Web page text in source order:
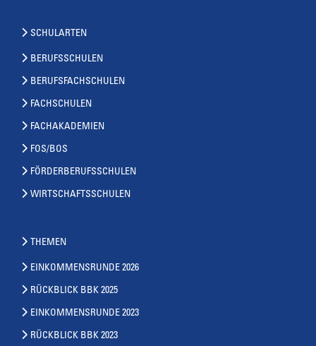
SCHULARTEN
BERUFSSCHULEN
BERUFSFACHSCHULEN
FACHSCHULEN
FACHAKADEMIEN
FOS/BOS
FÖRDERBERUFSSCHULEN
WIRTSCHAFTSSCHULEN
THEMEN
EINKOMMENSRUNDE 2026
RÜCKBLICK BBK 2025
EINKOMMENSRUNDE 2023
RÜCKBLICK BBK 2023